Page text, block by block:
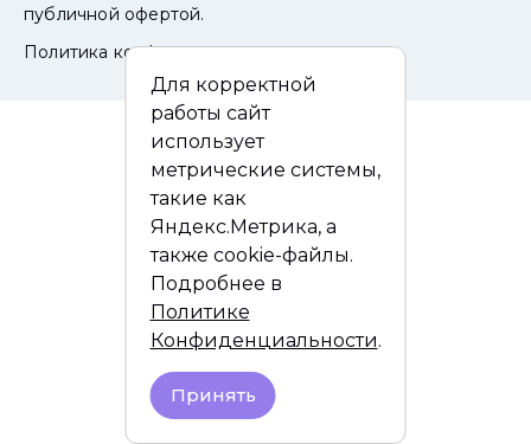
публичной офертой.
Политика конфиденциальности
Для корректной
работы сайт
использует
метрические системы,
такие как
Яндекс.Метрика, а
также cookie-файлы.
Подробнее в
Политике
Конфиденциальности.
Принять